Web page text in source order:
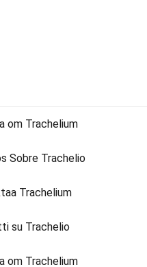
Trachelium
Sobre Trachelio
Trachelium
su Trachelio
Trachelium